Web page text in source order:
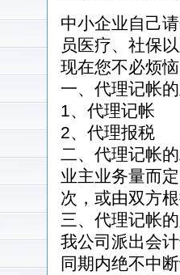
中小企业自己
员医疗、社保
现在您不必烦
一、代理记帐
1、代理记帐
2、代理报税
二、代理记帐
业主业务量而
次，或由双方
三、代理记帐
我公司派出会
同期内绝不中